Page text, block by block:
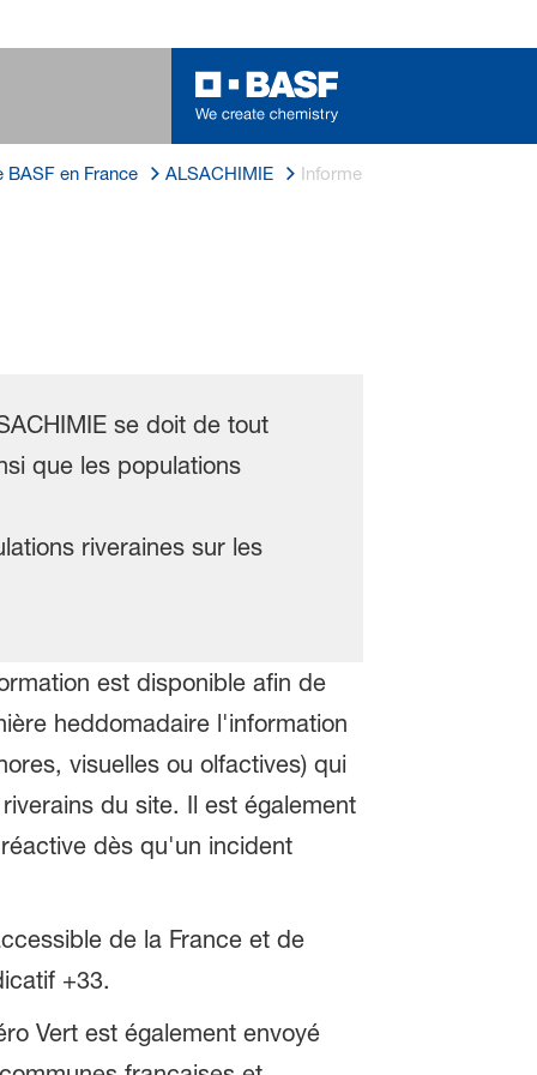
en France ALSACHIMIE Informer et protéger les
se doit de tout
que les populations
riveraines sur les
est disponible afin de
heddomadaire l'information
visuelles ou olfactives) qui
du site. Il est également
dès qu'un incident
de la France et de
+33.
Vert est également envoyé